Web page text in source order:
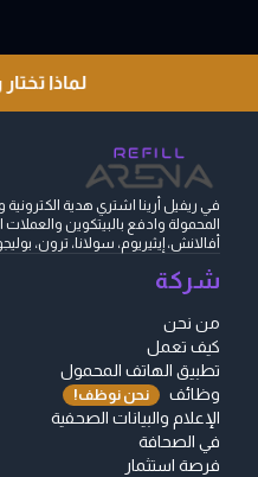
لماذا
في ريفيل أرينا اشتري هدية
المحمولة وادفع بالبيتكوين
أفالانش، إيثيريوم، سولانا، ترون،
شركة
من نحن
كيف تعمل
تطبيق الهاتف المحمول
وظائف
نحن نوظف!
الإعلام والبيانات الصحفية
في الصحافة
فرصة استثمار